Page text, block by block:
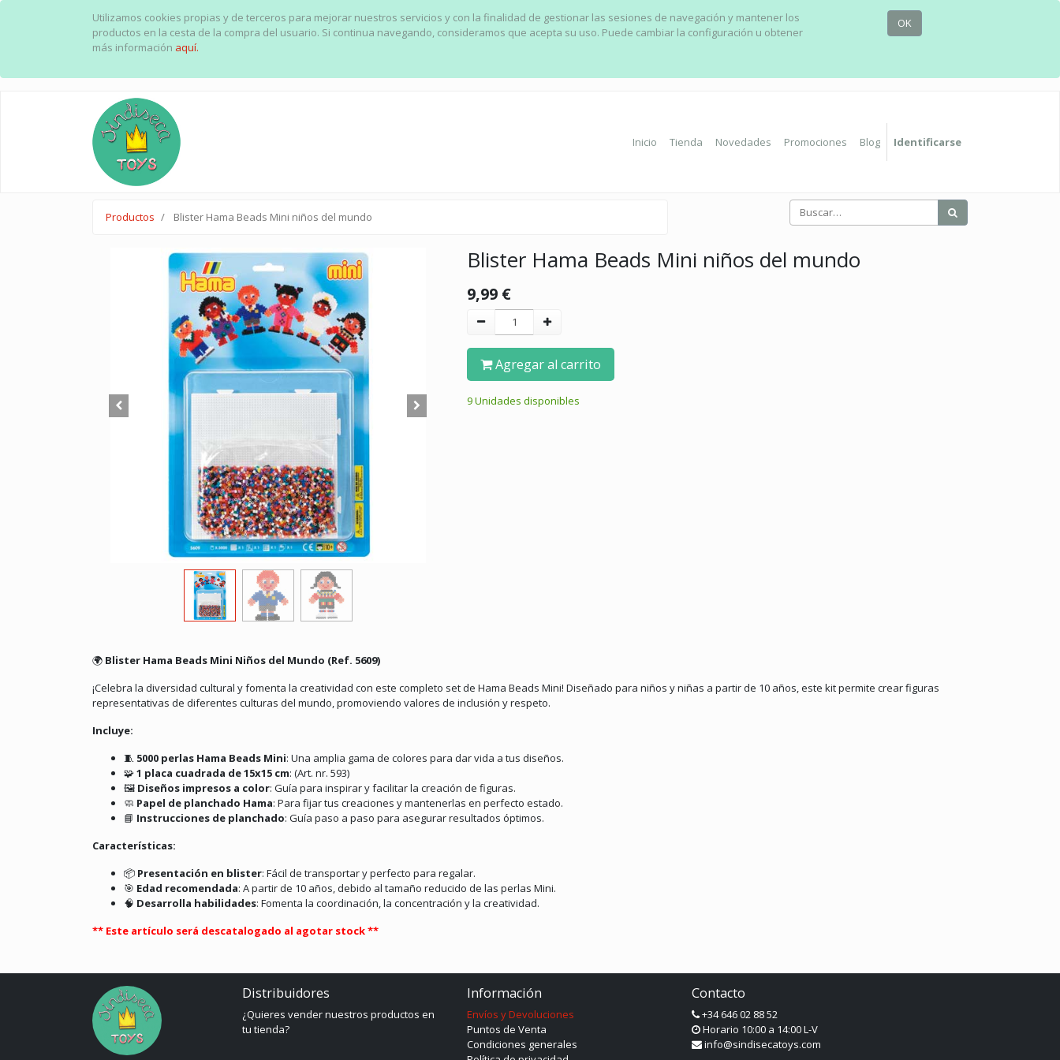
Utilizamos cookies propias y de terceros para mejorar nuestros servicios y con la finalidad de gestionar las sesiones de navegación y mantener los
productos en la cesta de la compra del usuario. Si continua navegando, consideramos que acepta su uso. Puede cambiar la configuración u obtener
más información aquí.
OK
Inicio Tienda Novedades Promociones Blog Identificarse
Productos Blister Hama Beads Mini niños del mundo
Blister Hama Beads Mini niños del mundo
9,99 €
Agregar al carrito
9 Unidades disponibles
🌍 Blister Hama Beads Mini Niños del Mundo (Ref. 5609)
¡Celebra la diversidad cultural y fomenta la creatividad con este completo set de Hama Beads Mini! Diseñado para niños y niñas a partir de 10 años, este kit permite crear figuras
representativas de diferentes culturas del mundo, promoviendo valores de inclusión y respeto.
Incluye:
🧵 5000 perlas Hama Beads Mini: Una amplia gama de colores para dar vida a tus diseños.
🧩1 placa cuadrada de 15x15 cm: (Art. nr. 593)
🖼️ Diseños impresos a color: Guía para inspirar y facilitar la creación de figuras.
🧼 Papel de planchado Hama: Para fijar tus creaciones y mantenerlas en perfecto estado.
📘 Instrucciones de planchado: Guía paso a paso para asegurar resultados óptimos.
Características:
📦 Presentación en blister: Fácil de transportar y perfecto para regalar.
🎯 Edad recomendada: A partir de 10 años, debido al tamaño reducido de las perlas Mini.
🧠 Desarrolla habilidades: Fomenta la coordinación, la concentración y la creatividad.
** Este artículo será descatalogado al agotar stock **
Distribuidores
¿Quieres vender nuestros productos en
tu tienda?
Información
Envíos y Devoluciones
Puntos de Venta
Condiciones generales
Contacto
+34 646 02 88 52
Horario 10:00 a 14:00 L-V
info@sindisecatoys.com